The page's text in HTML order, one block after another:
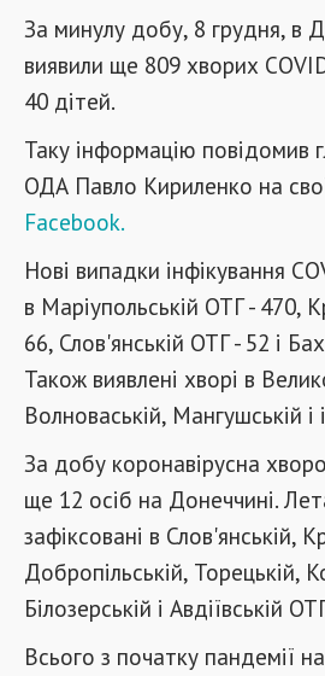
За минулу добу, 8 грудня, в
виявили ще 809 хворих
40 дітей.
Таку інформацію повідомив
ОДА Павло Кириленко на
Facebook.
Нові випадки інфікування
в Маріупольській ОТГ - 470,
66, Слов'янській ОТГ - 52 і
Також виявлені хворі в
Волноваській, Мангушській
За добу коронавірусна
ще 12 осіб на Донеччині.
зафіксовані в Слов'янській,
Добропільській, Торецькій,
Білозерській і Авдіївській
Всього з початку пандемії